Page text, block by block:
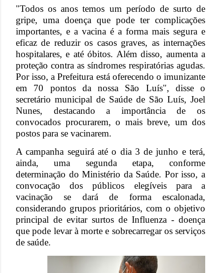
"Todos os anos temos um período de surto de
gripe, uma doença que pode ter complicações
importantes, e a vacina é a forma mais segura e
eficaz de reduzir os casos graves, as internações
hospitalares, e até óbitos. Além disso, aumenta a
proteção contra as síndromes respiratórias agudas.
Por isso, a Prefeitura está oferecendo o imunizante
em 70 pontos da nossa São Luís", disse o
secretário municipal de Saúde de São Luís, Joel
Nunes, destacando a importância de os
convocados procurarem, o mais breve, um dos
postos para se vacinarem.
A campanha seguirá até o dia 3 de junho e terá,
ainda, uma segunda etapa, conforme
determinação do Ministério da Saúde. Por isso, a
convocação dos públicos elegíveis para a
vacinação se dará de forma escalonada,
considerando grupos prioritários, com o objetivo
principal de evitar surtos de Influenza - doença
que pode levar à morte e sobrecarregar os serviços
de saúde.